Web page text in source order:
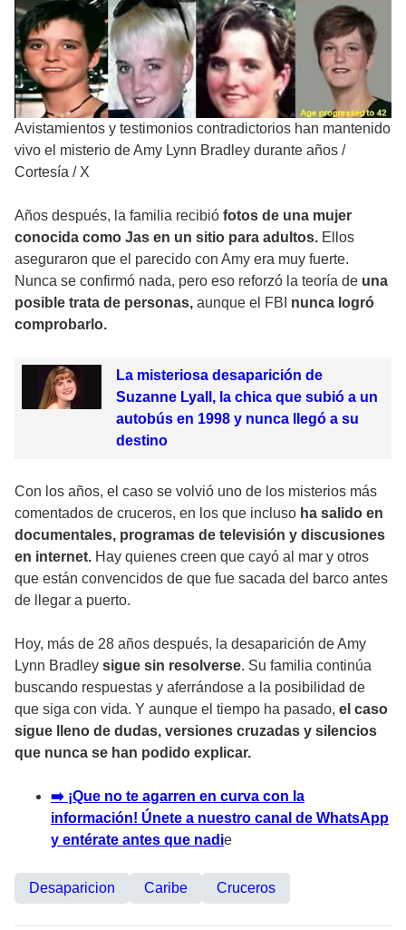
Avistamientos y testimonios contradictorios han mantenido
vivo el misterio de Amy Lynn Bradley durante años /
Cortesía / X
Años después, la familia recibió fotos de una mujer
conocida como Jas en un sitio para adultos. Ellos
aseguraron que el parecido con Amy era muy fuerte.
Nunca se confirmó nada, pero eso reforzó la teoría de una
posible trata de personas, aunque el FBI nunca logró
comprobarlo.
La misteriosa desaparición de
Suzanne Lyall, la chica que subió a un
autobús en 1998 y nunca llegó a su
destino
Con los años, el caso se volvió uno de los misterios más
comentados de cruceros, en los que incluso ha salido en
documentales, programas de televisión y discusiones
en internet. Hay quienes creen que cayó al mar y otros
que están convencidos de que fue sacada del barco antes
de llegar a puerto.
Hoy, más de 28 años después, la desaparición de Amy
Lynn Bradley sigue sin resolverse. Su familia continúa
buscando respuestas y aferrándose a la posibilidad de
que siga con vida. Y aunque el tiempo ha pasado, el caso
sigue lleno de dudas, versiones cruzadas y silencios
que nunca se han podido explicar.
➡️ ¡Que no te agarren en curva con la
información! Únete a nuestro canal de WhatsApp
y entérate antes que nadie
Desaparicion Caribe Cruceros